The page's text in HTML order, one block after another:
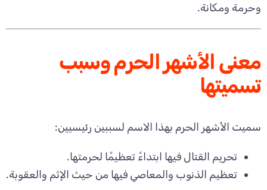
وحرمة ومكانة.
معنى الأشهر الحرم وسبب
تسميتها
سميت الأشهر الحرم بهذا الاسم لسببين رئيسيين:
تحريم القتال فيها ابتداءً تعظيمًا لحرمتها.
تعظيم الذنوب والمعاصي فيها من حيث الإثم والعقوبة.